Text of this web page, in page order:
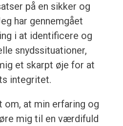
på en sikker og
har gennemgået
i at identificere og
snydssituationer,
et skarpt øje for at
integritet.
at min erfaring og
mig til en værdifuld